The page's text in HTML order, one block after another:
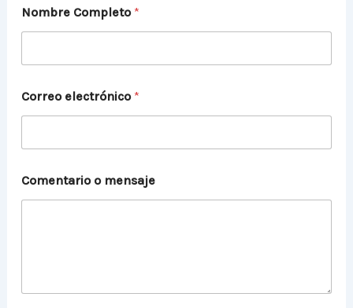
Nombre Completo *
Correo electrónico *
N
o
Comentario o mensaje